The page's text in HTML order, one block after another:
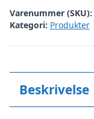
Varenummer (SKU):
Kategori: Produkter
Beskrivelse